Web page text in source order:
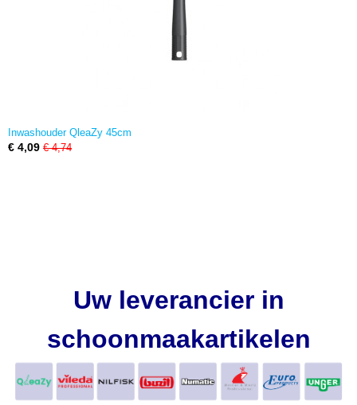
Inwashouder QleaZy 45cm
€ 4,09 € 4,74
Uw leverancier in
schoonmaakartikelen